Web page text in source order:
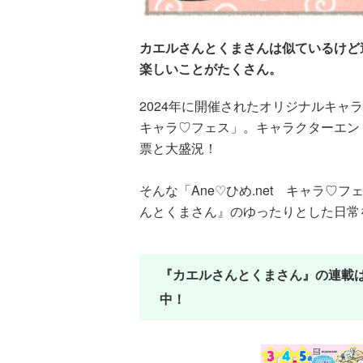
カエルさんとくまさんは似ているけ
楽しいことがたくさん。
2024年に開催されたオリジナルキ
キャラ♡フェス」。キャラクターエ
票と大盛況！
そんな「Ane♡ひめ.net キャラ♡フェ
んとくまさん』のゆったりとした日
『カエルさんとくまさん』の連
中！